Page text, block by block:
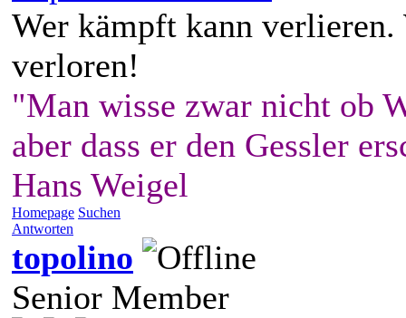
Wer kämpft kann
verloren!
"Man wisse zwar nicht ob
aber dass er den Gessler
Hans Weigel
Homepage Suchen
Antworten
topolino
Senior Member